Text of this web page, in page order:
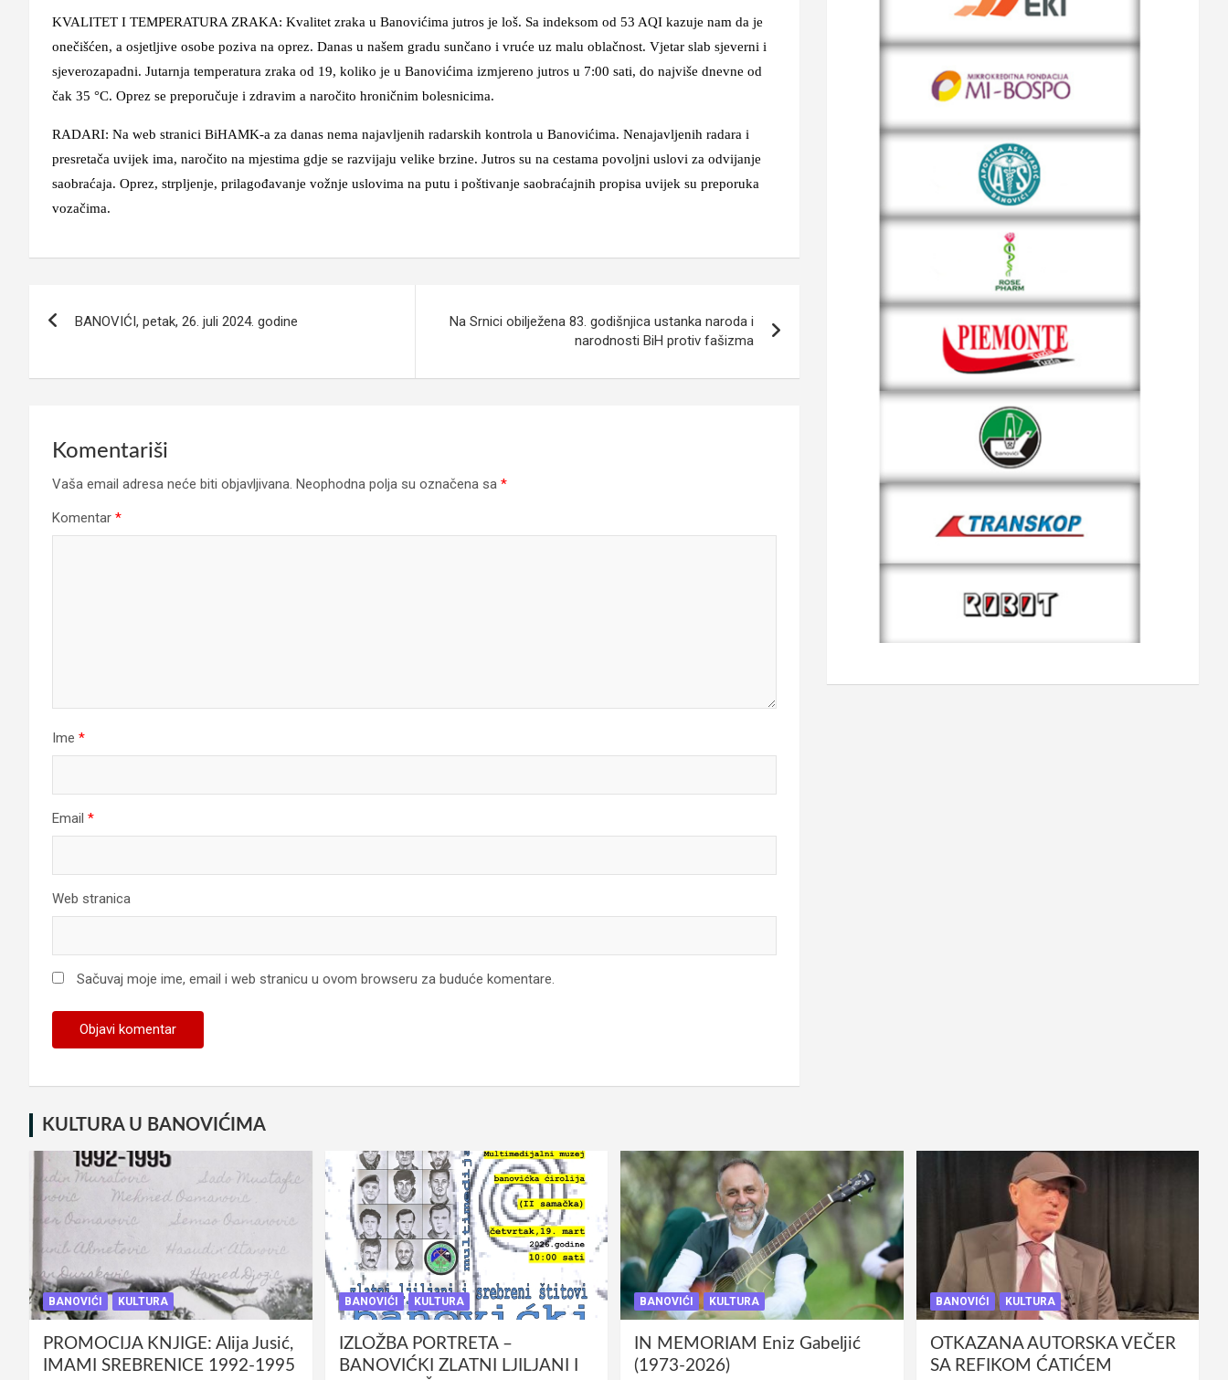
KVALITET I TEMPERATURA ZRAKA: Kvalitet zraka u Banovićima jutros je loš. Sa indeksom od 53 AQI kazuje nam da je
onečišćen, a osjetljive osobe poziva na oprez. Danas u našem gradu sunčano i vruće uz malu oblačnost. Vjetar slab sjeverni i
sjeverozapadni. Jutarnja temperatura zraka od 19, koliko je u Banovićima izmjereno jutros u 7:00 sati, do najviše dnevne od
čak 35 °C. Oprez se preporučuje i zdravim a naročito hroničnim bolesnicima.
RADARI: Na web stranici BiHAMK-a za danas nema najavljenih radarskih kontrola u Banovićima. Nenajavljenih radara i
presretača uvijek ima, naročito na mjestima gdje se razvijaju velike brzine. Jutros su na cestama povoljni uslovi za odvijanje
saobraćaja. Oprez, strpljenje, prilagođavanje vožnje uslovima na putu i poštivanje saobraćajnih propisa uvijek su preporuka
vozačima.
BANOVIĆI, petak, 26. juli 2024. godine
Na Srnici obilježena 83. godišnjica ustanka naroda i
narodnosti BiH protiv fašizma
Komentariši
Vaša email adresa neće biti objavljivana. Neophodna polja su označena sa *
Komentar *
Ime *
Email *
Web stranica
Sačuvaj moje ime, email i web stranicu u ovom browseru za buduće komentare.
KULTURA U BANOVIĆIMA
BANOVIĆI KULTURA
PROMOCIJA KNJIGE: Alija Jusić,
IMAMI SREBRENICE 1992-1995
BANOVIĆI KULTURA
IZLOŽBA PORTRETA –
BANOVIĆKI ZLATNI LJILJANI I
BANOVIĆI KULTURA
IN MEMORIAM Eniz Gabeljić
(1973-2026)
BANOVIĆI KULTURA
OTKAZANA AUTORSKA VEČER
SA REFIKOM ĆATIĆEM